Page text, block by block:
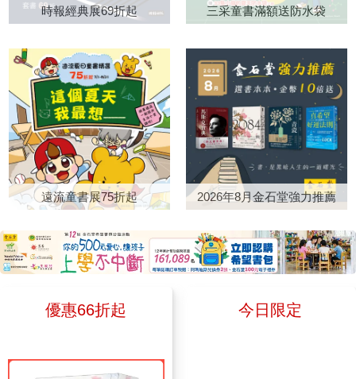
望之間的動態關係，悄悄呼應了
《2084》的敘事方式相當值得
玩味，兩種敘事風格並存。一種
是史詩式的冒險旅程，有確切的
人物動機與目標，有明顯的懸疑
性與戲劇衝突。這種風格主要呈
現在婆羅洲的情節中，保祿和他
的兩個好友為了他們共同喜歡的
女孩去拯救一隻紅毛猩猩。另一
目標，而是在一種情境或狀態中
的活動。這主要呈現在黃保祿的
殼，在都市裡遊蕩，放任自己隨
機拾取情愛的機遇。敘事風格的
學詮釋的空間。 張貴興的經
我」的自我概念。 《因為我
「國王」的暴龍。他擁有龐大而
強壯的身體，是恐龍世界裡公認
最強大的存在，其他恐龍都十分
畏懼他。 然而，一場突如其
來的雷擊，竟讓暴龍「國王」與
膽小、弱小的鱷魚「抖抖」交換
了身體。 失去原本強壯的身
軀後，「國王」第一次體會到弱
者被欺負、無力反抗的感受。過
去只相信力量的他，也開始重新
思考：真正的強大，究竟是打敗
別人，還是懂得運用自己的力量
驚喜的特色，是巧妙結合恐龍插
面向認識比約恩，也看見那些在
慧，如何延伸到生命的各個面
像是在人的心裡打開一道門，
《張開的手》裡的每一篇會像是
一個同行者，陪著我們把這份覺
察帶回生活，在每一個當下練習
張開的手。 《張開的手》的
每一頁依然被我畫滿線、貼滿標
籤。有很多章節即使觀點我已經
很熟悉了，但我還是反覆閱讀很
多次，例如：〈事情就是這個樣
子〉、〈指責與「應該」這個
〈愛〉。其中，我讀過最多次的
──明明已經出家修行幾年了，
中的他不是高高在上地說教，而
更像一位充滿智慧的爺爺，蹲下
生體悟的禪意，轉化成溫暖又實
用的生活提醒。 這本書教孩
子的溫柔，不是一味退讓、犧牲
自己成全別人，而是「好好保護
自己、做自己，也可以很溫
柔」。書中教孩子誠實說出「我
幫不上忙」，也提醒孩子，與其
討好十個人，不如做真實的自
「界線感」與「自我肯定感」
——「溫柔」也因此從單向付
到最貼近孩子的家庭關係，提醒
人共處的日常其實無可替代——
時報經典展69折起 三采童書滿額送防水袋
遠流童書展75折起 2026年8月金石堂強力推薦
優惠66折起 今日限定